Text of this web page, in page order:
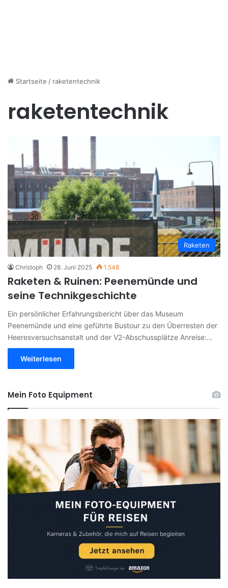
Startseite / raketentechnik
raketentechnik
Raketen
Christoph 28. Juni 2025 1.548
Raketen & Ruinen: Peenemünde und
seine Technikgeschichte
Ein persönlicher Erfahrungsbericht über das Museum
Peenemünde und eine geführte Bustour zu den Überresten der
Heeresversuchsanstalt und der V2-Abschussplätze Anreise:…
Weiterlesen
Mein Foto Equipment